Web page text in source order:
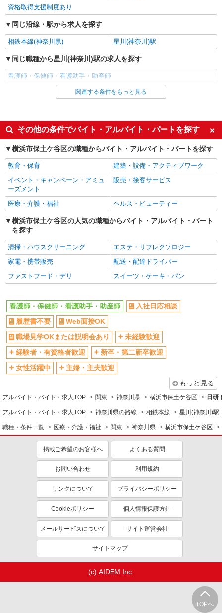
株式会社kotrio /●YK-S-2098638
保土ケ谷駅◆病院の補助STAFF◆患者さん支
援/消毒など≪経験不問≫
【正社員】月給240,000〜400,000円 ・基本
給：200,000円〜220,000円 ・資格手当：10,000〜
30,000円 ・役職手当：10,000〜70,000円 ・処遇改
善手当：20,000〜60,000円（勤続年数、保有資格
により変動） ・固定残業手当：20,000円（10時
手当として別途支給 ・夜勤手当：10,000円/1回
（上記給与とは別に支給） 下記資格をお持ちの方
神奈川県横浜市保土ヶ谷区
キープ
西横浜駅チカ≫医療現場で専門スキルを磨く看
護助手！未経験歓迎
時給1550円〜2312円 ＜交通費全支給(ガソリ
横浜市保土ヶ谷区
職業紹介
株式会社kotrio /●YK-S-2098143
いな病院で介助など＊
【正社員】月給240,000〜400,000円 ・基本
給：200,000円〜220,000円 ・資格手当：10,000〜
30,000円 ・役職手当：10,000〜70,000円 ・処遇改
善手当：20,000〜60,000円（勤続年数、保有資格
間） ※固定残業時間を超過する場合には超過勤務
手当として別途支給 ・夜勤手当：10,000円/1回
（上記給与とは別に支給） 下記資格をお持ちの方
歓迎 ・認知症介護基礎研修 ・初任者研修 ・実務
者研修 ・介護福祉士 など
神奈川県横浜市保土ヶ谷区
キープ 詳細を見る
職業紹介
株式会社kotrio /●YK-S-2114495
西横浜駅＊未経験でも高時給1550円〜！週3
日〜OK＊看護助手
時給1550円〜2312円 ＜交通費全支給(ガソリ
ン代含む)＞
キープ 詳細を見る
職業紹介
株式会社kotrio /●YK-S-2083413
西横浜駅☆医療行為なし！パートタイムの看護
助手♪未経験OK！
横浜市保土ヶ谷区
キープ 詳細を見る
株式会社kotrio /●YK-S-2114550
上星川駅☆子育て世代活躍！綺麗な病院で補助
業務☆未経験OK♪
時給1550円〜2312円 ＜交通費全支給(ガソリ
資格取得支援制度あり
同じ沿線・駅から求人を探す
相鉄本線(神奈川県) 星川(神奈川)駅
同じ職種から星川(神奈川)駅の求人を探す
看護師・保健師・看護助手・助産師
同じ雇用形態から星川(神奈川)駅の求人を探す
派遣社員
同じ特徴から星川(神奈川)駅の求人を探す
入社日応相談
履歴書不要
Web面接OK
職場見学OKまたは説明会あり
未経験歓迎
新卒・第二新卒歓迎
女性活躍中
主婦・主夫歓迎
フリーター歓迎
学歴不問
ミドル（40代～）活躍中
エルダー（50代～）活躍中
シニア（60代～）活躍中
昇給あり
週払い
週2～3日勤務OK
時間や曜日が選べる・シフト自由
深夜
禁煙・分煙
転勤なし
登録制
交通費支給
社会保険あり
社割・特典あり
研修制度あり
資格取得支援制度あり
医療・介護・福祉
看護師・保健師・看護助手・助産師
同じ特徴から求人を探す
未経験歓迎
ミドル（40代～）活躍中
週2～3日勤務OK
社会保険あり
関連する条件をもっと見る
その他の条件でバイト・アルバイト・パートを探す
横浜市保土ケ谷区の職種からバイト・アルバイト・パートを探す
教育・保育
建築・設備・アクティブワーク
イベント・キャンペーン・アミュ
ーズメント
販売・接客サービス
医療・介護・福祉 ヘルス・ビューティー
横浜市保土ケ谷区の人気の職種からバイト・アルバイト・パート
を探す
清掃・ハウスクリーニング
エステ・リフレクソロジー
家電・携帯販売
配送・配達ドライバー
ファストフード・デリ
スイーツ・ケーキ・パン
TOPへ
看護師・保健師・看護助手・助産師
入社日応相談
履歴書不要
Web面接OK
職場見学OKまたは説明会あり
未経験歓迎
経験者・有資格者歓迎
新卒・第二新卒歓迎
女性活躍中
主婦・主夫歓迎
もっと見る
アルバイト・バイト・求人TOP 関東 神奈川県 横浜市保土ケ谷区 日研
アルバイト・バイト・求人TOP 神奈川県の路線 相鉄本線 星川(神奈川)駅
職種・条件一覧 医療・介護・福祉 関東 神奈川県 横浜市保土ケ谷区
掲載ご希望のお客様へ よくある質問
お問い合わせ 利用規約
リンクについて プライバシーポリシー
Cookieポリシー 個人情報保護方針
メールサービスについて サイト運営会社
サイトマップ
(c) AIDEM Inc.